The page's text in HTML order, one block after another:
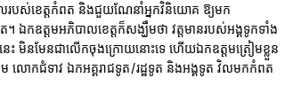
របស់ខេត្តកំពត និងជួយណែនាំអ្នកវិនិយោគ ឱ្យមក
ឯកឧត្តមអភិបាលខេត្តក៏សង្ឃឹមថា វត្តមានរបស់អង្គទូកទាំង
េះ មិនមែនជាលើកចុងក្រោយនោះទេ ហើយឯកឧត្តមត្រៀមខ្លួន
ម លោកជំទាវ ឯកអគ្គរាជទូត/រដ្ឋទូត និងអង្គទូត វិលមកកំពត